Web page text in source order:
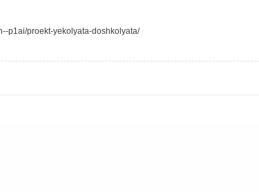
proekt-yekolyata-doshkolyata/